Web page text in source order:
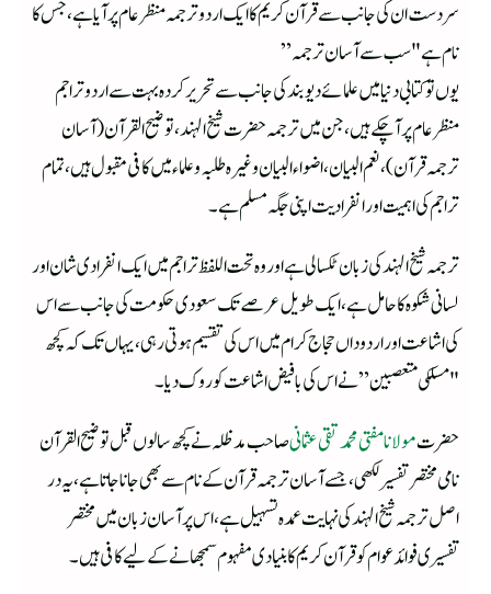
سردست ان کی جانب سے قرآن کریم کا ایک اردو ترجمہ منظر عام پر آیا ہے، جس کا
نام ہے "سب سے آسان ترجمہ”
یوں تو کتابی دنیا میں علمائے دیوبند کی جانب سے تحریر کردہ بہت سے اردو تراجم
منظر عام پر آ چکے ہیں، جن میں ترجمہ حضرت شیخ الہند، توضیح القرآن (آسان
ترجمہ قرآن)، نعم البیان، اضواء البیان وغیرہ طلبہ و علماء میں کافی مقبول ہیں، تمام
تراجم کی اہمیت اور انفرادیت اپنی جگہ مسلم ہے۔
ترجمہ شیخ الہند کی زبان ٹکسالی ہے اور وہ تحت اللفظ تراجم میں ایک انفرادی شان اور
لسانی شکوہ کا حامل ہے، ایک طویل عرصے تک سعودی حکومت کی جانب سے اس
کی اشاعت اور اردو داں حجاج کرام میں اس کی تقسیم ہوتی رہی، یہاں تک کہ کچھ
"مسلکی متعصبین” نے اس کی با فیض اشاعت کو روک دیا۔
حضرتمولانا مفتی محمد تقی عثمانیصاحب مد ظلہ نے کچھ سالوں قبل توضیح القرآن
نامی مختصر تفسیر لکھی، جسے آسان ترجمہ قرآن کے نام سے بھی جانا جاتا ہے، یہ در
اصل ترجمہ شیخ الہند کی نہایت عمدہ تسہیل ہے، اس پر آسان زبان میں مختصر
تفسیری فوائد عوام کو قرآن کریم کا بنیادی مفہوم سمجھانے کے لیے کافی ہیں۔